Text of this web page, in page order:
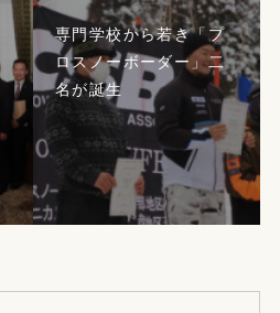
専門学校から若き「プ
ロスノーボーダー」二
名が誕生